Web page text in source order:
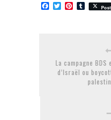
Facebook
TwitterPinterestPost
La campagne
d’Israël ou